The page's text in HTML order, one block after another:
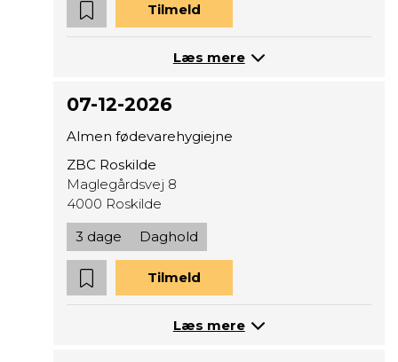
Tilmeld
Læs mere
07-12-2026
Almen fødevarehygiejne
ZBC Roskilde
Maglegårdsvej 8
4000 Roskilde
3 dage
Daghold
Tilmeld
Læs mere